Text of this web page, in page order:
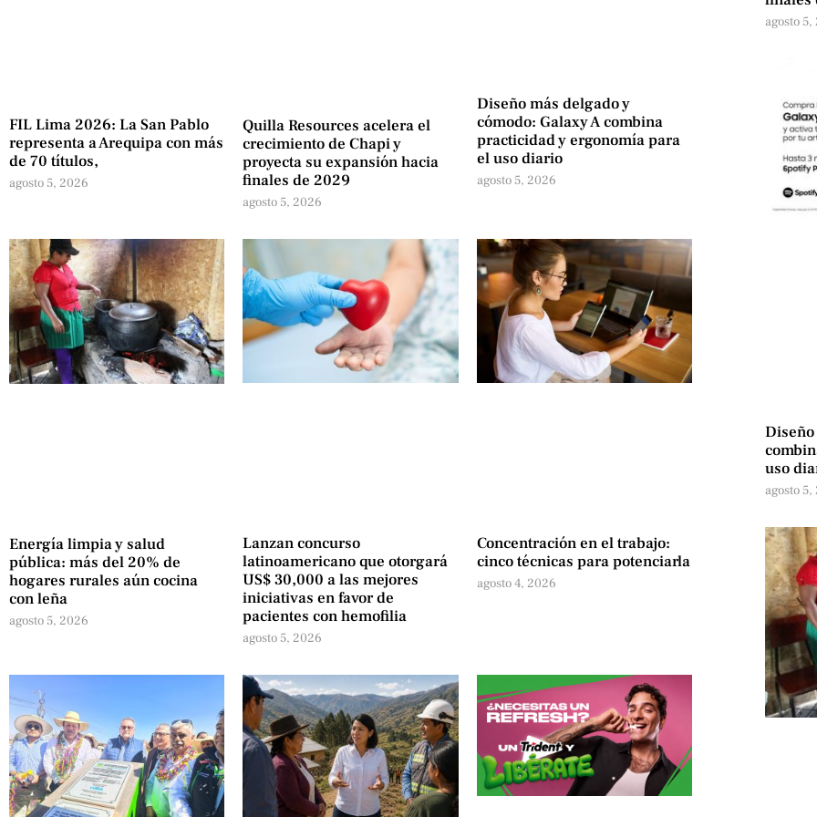
FIL Lima 2026: La San Pablo
representa a Arequipa con más
de 70 títulos,
agosto 5, 2026
Quilla Resources acelera el
crecimiento de Chapi y
proyecta su expansión hacia
finales de 2029
agosto 5, 2026
Diseño más delgado y
cómodo: Galaxy A combina
practicidad y ergonomía para
el uso diario
agosto 5, 2026
Energía limpia y salud
pública: más del 20% de
hogares rurales aún cocina
con leña
agosto 5, 2026
Lanzan concurso
latinoamericano que otorgará
US$ 30,000 a las mejores
iniciativas en favor de
pacientes con hemofilia
agosto 5, 2026
Concentración en el trabajo:
cinco técnicas para potenciarla
agosto 4, 2026
agosto
Diseño
uso
agosto